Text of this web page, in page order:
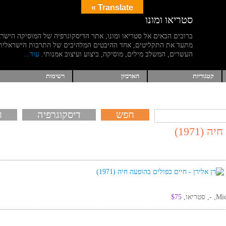
סטריאו ומונו
ברוכים הבאים אל סטריאו ומונו, אתר הדיסקוגרפיה של המוסיקה
מתעד את התקליטים, אחד ההיבטים המלהיבים של התרבות
העשרים, המשלב מילים, מוסיקה, ביצוע ועיצוב אמנותי. עוד...
קטגוריות הארכיון רשימות
דיסקוגרפיה
$75
Translate »